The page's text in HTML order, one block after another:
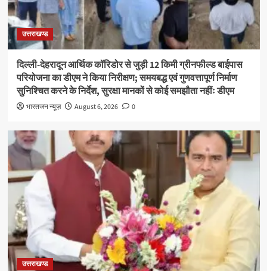
उत्तराखण्ड
दिल्ली-देहरादून आर्थिक कॉरिडोर से जुड़ी 12 किमी ग्रीनफील्ड बाईपास
परियोजना का डीएम ने किया निरीक्षण; समयबद्ध एवं गुणवत्तापूर्ण निर्माण
सुनिश्चित करने के निर्देश, सुरक्षा मानकों से कोई समझौता नहींः डीएम
भारतजन न्यूज़ August 6, 2026 0
उत्तराखण्ड